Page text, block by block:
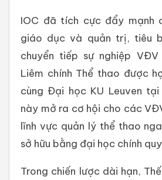
IOC đã tích cực đẩy mạnh
giáo dục và quản trị, tiêu
chuyển tiếp sự nghiệp
Liêm chính Thể thao được
cùng Đại học KU Leuven
này mở ra cơ hội cho các
lĩnh vực quản lý thể thao
sở hữu bằng đại học chính
Trong chiến lược dài hạn,